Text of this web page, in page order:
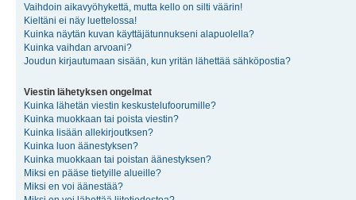
Vaihdoin aikavyöhykettä, mutta kello on silti väärin!
Kieltäni ei näy luettelossa!
Kuinka näytän kuvan käyttäjätunnukseni alapuolella?
Kuinka vaihdan arvoani?
Joudun kirjautumaan sisään, kun yritän lähettää sähköpostia?
Viestin lähetyksen ongelmat
Kuinka lähetän viestin keskustelufoorumille?
Kuinka muokkaan tai poista viestin?
Kuinka lisään allekirjoutksen?
Kuinka luon äänestyksen?
Kuinka muokkaan tai poistan äänestyksen?
Miksi en pääse tietyille alueille?
Miksi en voi äänestää?